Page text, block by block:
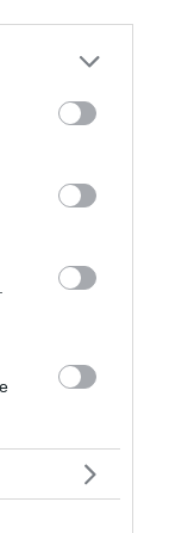
more Google
may click to
party tags to
below Google
στην